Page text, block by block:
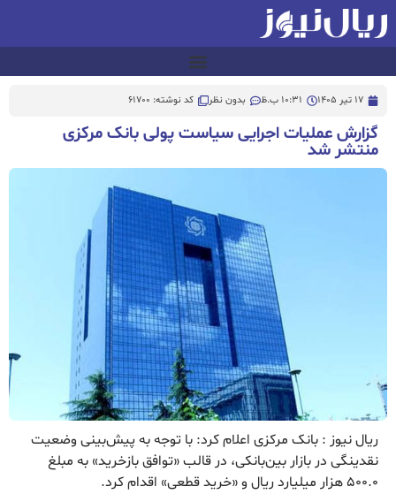
17 تیر 1405 10:31 ب.ظ بدون نظر کد نوشته: 61700
گزارش عملیات اجرایی سیاست پولی بانک مرکزی
منتشر شد
ریال نیوز : بانک مرکزی اعلام کرد: با توجه به پیش‌بینی وضعیت
نقدینگی در بازار بین‌بانکی، در قالب «توافق بازخرید» به مبلغ
۵۰۰.۰ هزار میلیارد ریال و «خرید قطعی» اقدام کرد.